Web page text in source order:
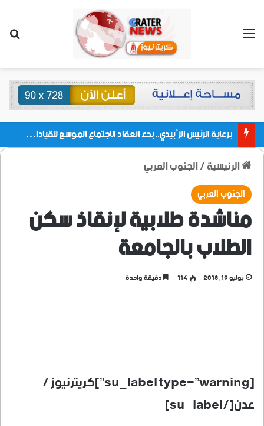
القائمة
برعاية الرئيس الزُبيدي.. بدء انعقاد الاجتماع الموسع للقيادات المحلية بالعاصمة ولمديريات وكتل مجلس العموم ومنسقيات الجامعة بالعاصمة عدن
الرئيسية/الجنوب العربي
الجنوب العربي
مناشدة طلابية لإنقاذ سكن
الطلاب بالجامعة
يوليو 19, 2018 114 دقيقة واحدة
[su_label type=”warning”]كريترنيوز /
عدن[/su_label]